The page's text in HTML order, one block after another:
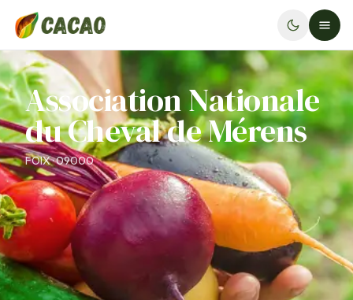
Association Nationale
du Cheval de Mérens
FOIX · 09000